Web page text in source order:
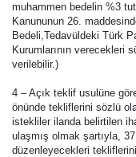
muhammen bedelin %3
Kanununun 26.
Bedeli,Tedavüldeki Türk
Kurumlarının verecekleri
verilebilir.)
4 – Açık teklif usulüne
önünde tekliflerini sözlü
istekliler ilanda belirtilen
ulaşmış olmak şartıyla,
düzenleyecekleri